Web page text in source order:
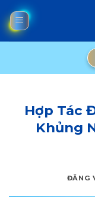
qua
nội
Hợp Tác
Khủng
ĐĂNG